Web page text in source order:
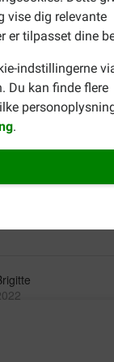
vise dig relevante
er tilpasset dine
indstillingerne
Du kan finde flere
.
vindt ze erg lekker.
to English
Van Deuren
to English